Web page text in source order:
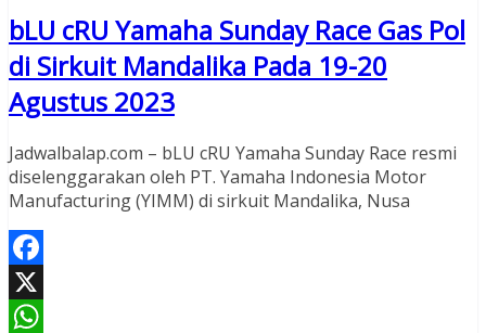
bLU cRU Yamaha Sunday Race Gas Pol
di Sirkuit Mandalika Pada 19-20
Agustus 2023
Jadwalbalap.com – bLU cRU Yamaha Sunday Race resmi
diselenggarakan oleh PT. Yamaha Indonesia Motor
Manufacturing (YIMM) di sirkuit Mandalika, Nusa
Facebook
X